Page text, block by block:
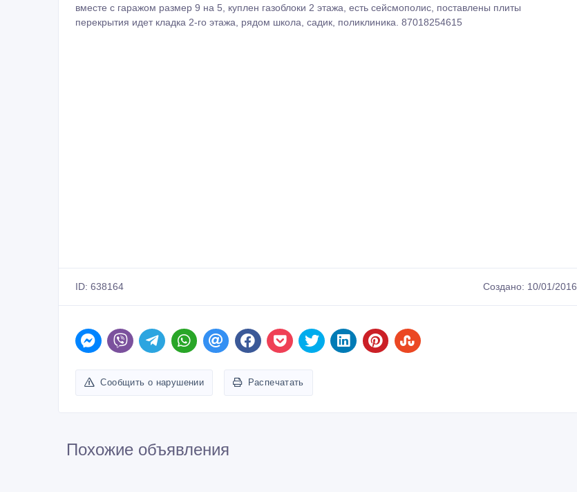
вместе с гаражом размер 9 на 5, куплен газоблоки 2 этажа, есть сейсмополис, поставлены плиты
перекрытия идет кладка 2-го этажа, рядом школа, садик, поликлиника. 87018254615
ID: 638164 Создано: 10/01/2016
Сообщить о нарушении Распечатать
Похожие объявления